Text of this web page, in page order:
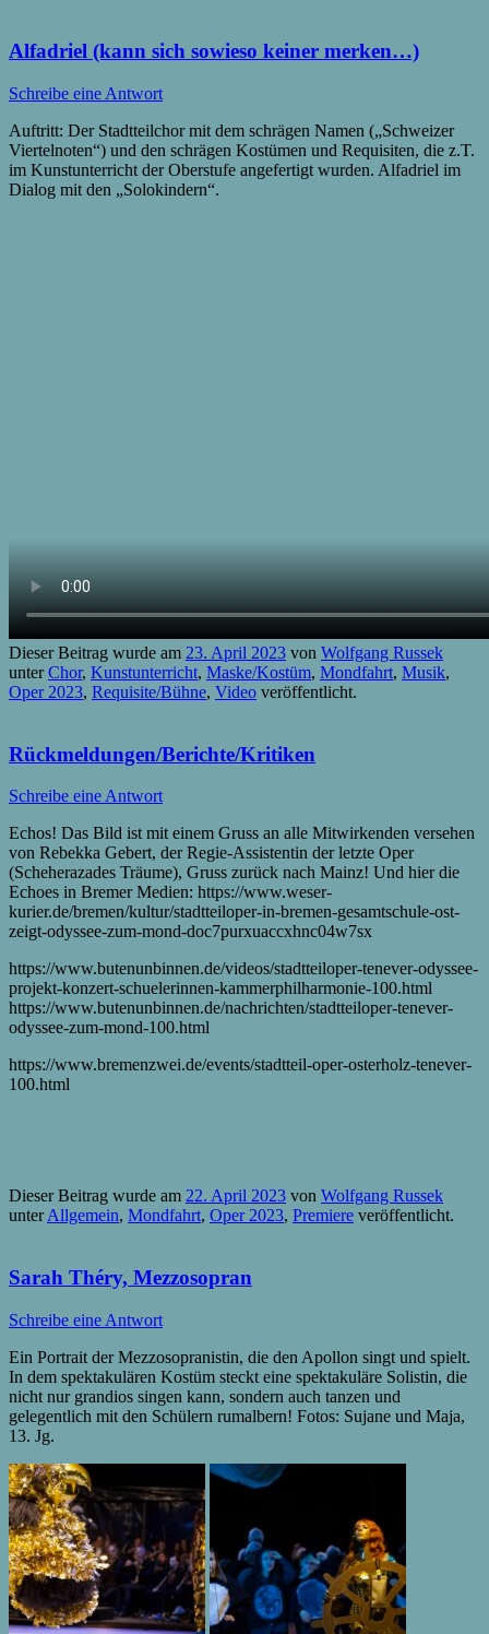
Alfadriel (kann sich sowieso keiner merken…)
Schreibe eine Antwort
Auftritt: Der Stadtteilchor mit dem schrägen Namen („Schweizer
Viertelnoten“) und den schrägen Kostümen und Requisiten, die z.T.
im Kunstunterricht der Oberstufe angefertigt wurden. Alfadriel im
Dialog mit den „Solokindern“.
Dieser Beitrag wurde am 23. April 2023 von Wolfgang Russek
unterChor, Kunstunterricht, Maske/Kostüm, Mondfahrt, Musik,
Oper 2023, Requisite/Bühne, Video veröffentlicht.
Rückmeldungen/Berichte/Kritiken
Schreibe eine Antwort
Echos! Das Bild ist mit einem Gruss an alle Mitwirkenden versehen
von Rebekka Gebert, der Regie-Assistentin der letzte Oper
(Scheherazades Träume), Gruss zurück nach Mainz! Und hier die
Echoes in Bremer Medien: https://www.weser-
kurier.de/bremen/kultur/stadtteiloper-in-bremen-gesamtschule-ost-
zeigt-odyssee-zum-mond-doc7purxuaccxhnc04w7sx
https://www.butenunbinnen.de/videos/stadtteiloper-tenever-odyssee-
projekt-konzert-schuelerinnen-kammerphilharmonie-100.html
https://www.butenunbinnen.de/nachrichten/stadtteiloper-tenever-
odyssee-zum-mond-100.html
https://www.bremenzwei.de/events/stadtteil-oper-osterholz-tenever-
100.html
Dieser Beitrag wurde am 22. April 2023 von Wolfgang Russek
unterAllgemein, Mondfahrt, Oper 2023, Premiere veröffentlicht.
Sarah Théry, Mezzosopran
Schreibe eine Antwort
Ein Portrait der Mezzosopranistin, die den Apollon singt und spielt.
In dem spektakulären Kostüm steckt eine spektakuläre Solistin, die
nicht nur grandios singen kann, sondern auch tanzen und
gelegentlich mit den Schülern rumalbern! Fotos: Sujane und Maja,
13. Jg.